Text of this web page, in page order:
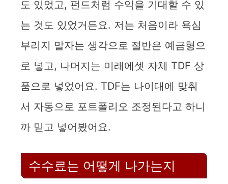
도 있었고, 펀드처럼 수익을 기대할 수 있
는 것도 있었거든요. 저는 처음이라 욕심
부리지 말자는 생각으로 절반은 예금형으
로 넣고, 나머지는 미래에셋 자체 TDF 상
품으로 넣었어요. TDF는 나이대에 맞춰
서 자동으로 포트폴리오 조정된다고 하니
까 믿고 넣어봤어요.
수수료는 어떻게 나가는지